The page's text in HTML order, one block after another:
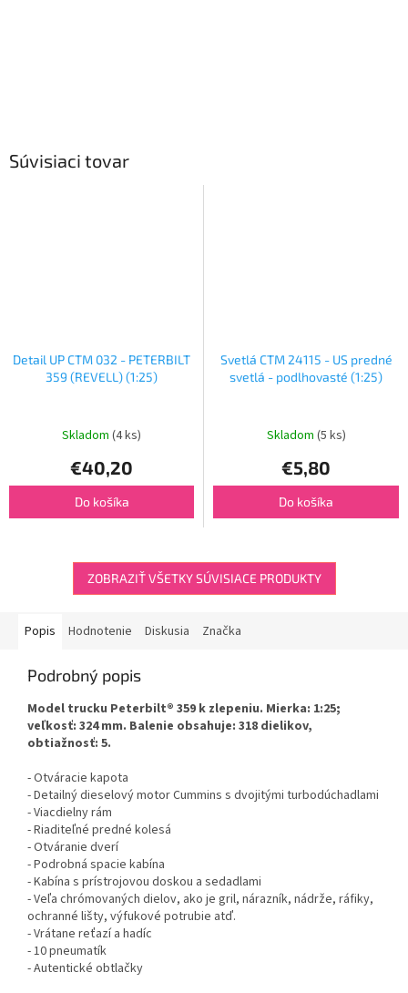
Súvisiaci tovar
Detail UP CTM 032 - PETERBILT
359 (REVELL) (1:25)
Skladom (4 ks)
€40,20
Do košíka
Svetlá CTM 24115 - US predné
svetlá - podlhovasté (1:25)
Skladom (5 ks)
€5,80
Do košíka
ZOBRAZIŤ VŠETKY SÚVISIACE PRODUKTY
Popis Hodnotenie Diskusia Značka
Podrobný popis
Model trucku Peterbilt® 359 k zlepeniu. Mierka: 1:25;
veľkosť: 324 mm. Balenie obsahuje: 318 dielikov,
obtiažnosť: 5.
- Otváracie kapota
- Detailný dieselový motor Cummins s dvojitými turbodúchadlami
- Viacdielny rám
- Riaditeľné predné kolesá
- Otváranie dverí
- Podrobná spacie kabína
- Kabína s prístrojovou doskou a sedadlami
- Veľa chrómovaných dielov, ako je gril, nárazník, nádrže, ráfiky,
ochranné lišty, výfukové potrubie atď.
- Vrátane reťazí a hadíc
- 10 pneumatík
- Autentické obtlačky